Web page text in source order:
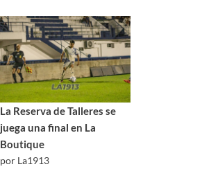
La Reserva de Talleres se
juega una final en La
Boutique
por La1913